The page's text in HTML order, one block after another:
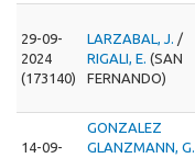
29-09-
2024
(173140)
LARZABAL, J. /
RIGALI, E. (SAN
FERNANDO)
14-09-
GONZALEZ
GLANZMANN, G.